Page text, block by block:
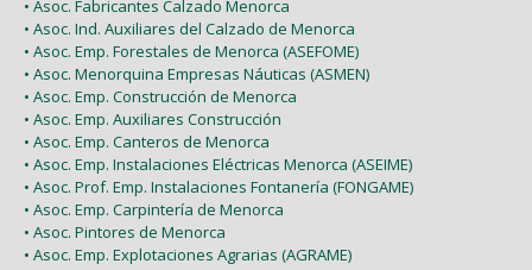
• Asoc. Fabricantes Calzado Menorca
• Asoc. Ind. Auxiliares del Calzado de Menorca
• Asoc. Emp. Forestales de Menorca (ASEFOME)
• Asoc. Menorquina Empresas Náuticas (ASMEN)
• Asoc. Emp. Construcción de Menorca
• Asoc. Emp. Auxiliares Construcción
• Asoc. Emp. Canteros de Menorca
• Asoc. Emp. Instalaciones Eléctricas Menorca (ASEIME)
• Asoc. Prof. Emp. Instalaciones Fontanería (FONGAME)
• Asoc. Emp. Carpintería de Menorca
• Asoc. Pintores de Menorca
• Asoc. Emp. Explotaciones Agrarias (AGRAME)